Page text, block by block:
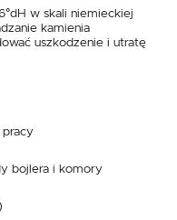
w skali niemieckiej
kamienia
uszkodzenie i utratę
pracy
bojlera i komory